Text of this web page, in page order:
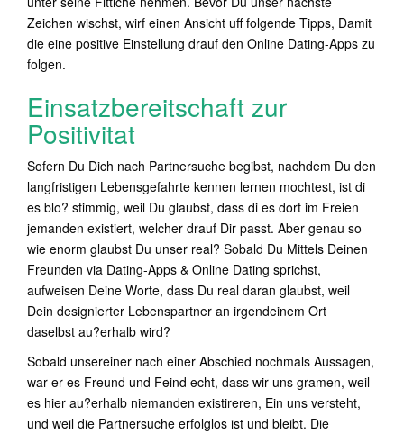
Zeichen wischst, wirf einen Ansicht uff folgende Tipps, Damit
die eine positive Einstellung drauf den Online Dating-Apps zu
folgen.
Einsatzbereitschaft zur
Positivitat
Sofern Du Dich nach Partnersuche begibst, nachdem Du den
langfristigen Lebensgefahrte kennen lernen mochtest, ist di
es blo? stimmig, weil Du glaubst, dass di es dort im Freien
jemanden existiert, welcher drauf Dir passt. Aber genau so
wie enorm glaubst Du unser real? Sobald Du Mittels Deinen
Freunden via Dating-Apps & Online Dating sprichst,
aufweisen Deine Worte, dass Du real daran glaubst, weil
Dein designierter Lebenspartner an irgendeinem Ort
daselbst au?erhalb wird?
Sobald unsereiner nach einer Abschied nochmals Aussagen,
war er es Freund und Feind echt, dass wir uns gramen, weil
es hier au?erhalb niemanden existireren, Ein uns versteht,
und weil die Partnersuche erfolglos ist und bleibt. Die